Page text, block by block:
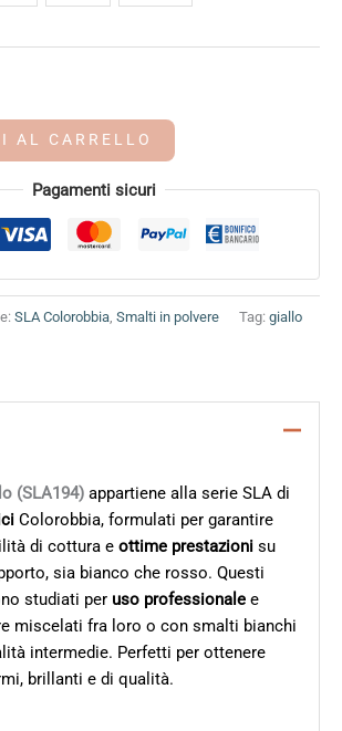
AL CARRELLO
Pagamenti sicuri
SLA Colorobbia, Smalti in polvere Tag: giallo
(SLA194) appartiene alla serie SLA di
Colorobbia, formulati per garantire
di cottura e ottime prestazioni su
sia bianco che rosso. Questi
studiati per uso professionalee
miscelati fra loro o con smalti bianchi
intermedie. Perfetti per ottenere
brillanti e di qualità.